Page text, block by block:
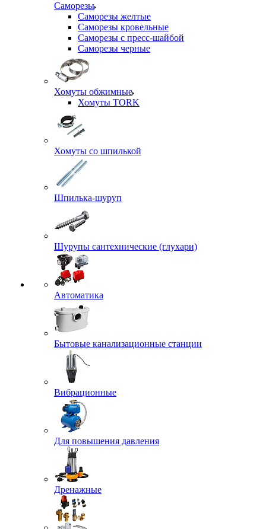
Саморезы
Саморезы желтые
Саморезы кровельные
Саморезы с пресс-шайбой
Саморезы черные
Хомуты обжимные
Хомуты TORK
Хомуты со шпилькой
Шпилька-шуруп
Шурупы сантехнические (глухари)
Автоматика
Бытовые канализационные станции
Вибрационные
Для повышения давления
Дренажные